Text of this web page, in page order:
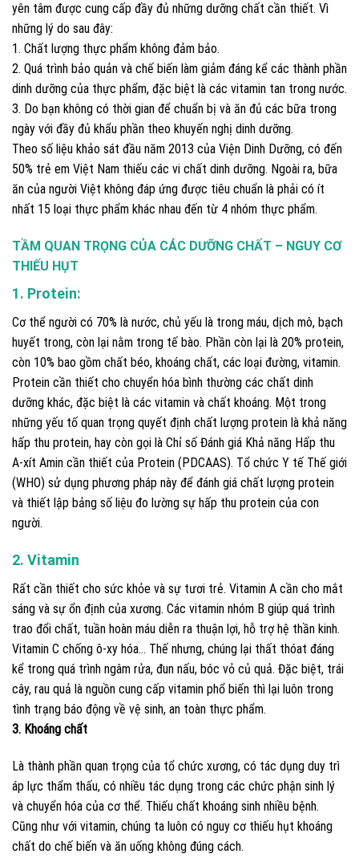
yên tâm được cung cấp đầy đủ những dưỡng chất cần thiết. Vì
những lý do sau đây:
1. Chất lượng thực phẩm không đảm bảo.
2. Quá trình bảo quản và chế biến làm giảm đáng kể các thành phần
dinh dưỡng của thực phẩm, đặc biệt là các vitamin tan trong nước.
3. Do bạn không có thời gian để chuẩn bị và ăn đủ các bữa trong
ngày với đầy đủ khẩu phần theo khuyến nghị dinh dưỡng.
Theo số liệu khảo sát đầu năm 2013 của Viện Dinh Dưỡng, có đến
50% trẻ em Việt Nam thiếu các vi chất dinh dưỡng. Ngoài ra, bữa
ăn của người Việt không đáp ứng được tiêu chuẩn là phải có ít
nhất 15 loại thực phẩm khác nhau đến từ 4 nhóm thực phẩm.
TẦM QUAN TRỌNG CỦA CÁC DƯỠNG CHẤT – NGUY CƠ
THIẾU HỤT
1. Protein:
Cơ thể người có 70% là nước, chủ yếu là trong máu, dịch mô, bạch
huyết trong, còn lại nằm trong tế bào. Phần còn lại là 20% protein,
còn 10% bao gồm chất béo, khoáng chất, các loại đường, vitamin.
Protein cần thiết cho chuyển hóa bình thường các chất dinh
dưỡng khác, đặc biệt là các vitamin và chất khoáng. Một trong
những yếu tố quan trọng quyết định chất lượng protein là khả năng
hấp thu protein, hay còn gọi là Chỉ số Đánh giá Khả năng Hấp thu
A-xít Amin cần thiết của Protein (PDCAAS). Tổ chức Y tế Thế giới
(WHO) sử dụng phương pháp này để đánh giá chất lượng protein
và thiết lập bảng số liệu đo lường sự hấp thu protein của con
người.
2. Vitamin
Rất cần thiết cho sức khỏe và sự tươi trẻ. Vitamin A cần cho mắt
sáng và sự ổn định của xương. Các vitamin nhóm B giúp quá trình
trao đổi chất, tuần hoàn máu diễn ra thuận lợi, hỗ trợ hệ thần kinh.
Vitamin C chống ô-xy hóa… Thế nhưng, chúng lại thất thóat đáng
kể trong quá trình ngâm rửa, đun nấu, bóc vỏ củ quả. Đặc biệt, trái
cây, rau quả là nguồn cung cấp vitamin phổ biến thì lại luôn trong
tình trạng báo động về vệ sinh, an toàn thực phẩm.
3. Khoáng chất
Là thành phần quan trọng của tổ chức xương, có tác dụng duy trì
áp lực thẩm thấu, có nhiều tác dụng trong các chức phận sinh lý
và chuyển hóa của cơ thể. Thiếu chất khoáng sinh nhiều bệnh.
Cũng như với vitamin, chúng ta luôn có nguy cơ thiếu hụt khoáng
chất do chế biến và ăn uống không đúng cách.